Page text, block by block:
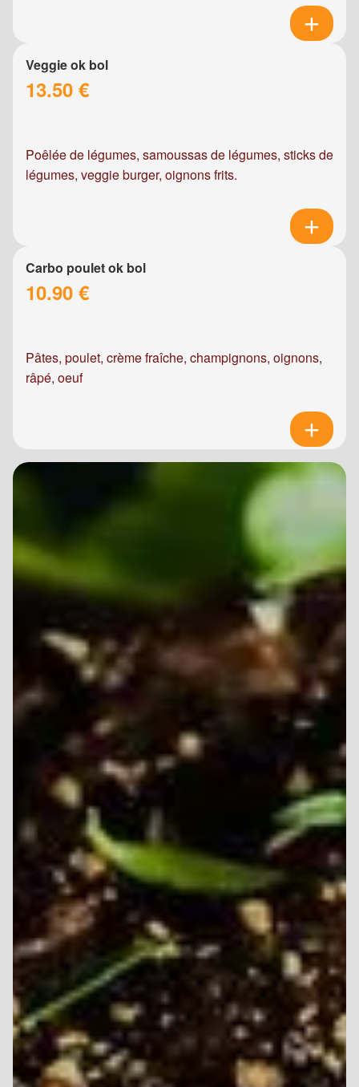
Veggie ok bol
13.50 €
Poêlée de légumes, samoussas de légumes, sticks de
légumes, veggie burger, oignons frits.
Carbo poulet ok bol
10.90 €
Pâtes, poulet, crème fraîche, champignons, oignons,
râpé, oeuf